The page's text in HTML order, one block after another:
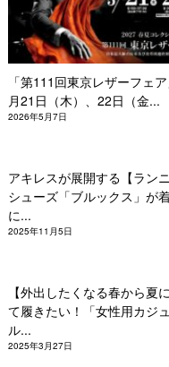
「第111回東京レザーフェ
月21日（木）、22日（金...
2026年5月7日
アキレスが展開する【ラン
シューズ「ブルックス」が
に...
2025年11月5日
【外出したくなる春から夏
て履きたい！「女性用カジ
ル...
2025年3月27日